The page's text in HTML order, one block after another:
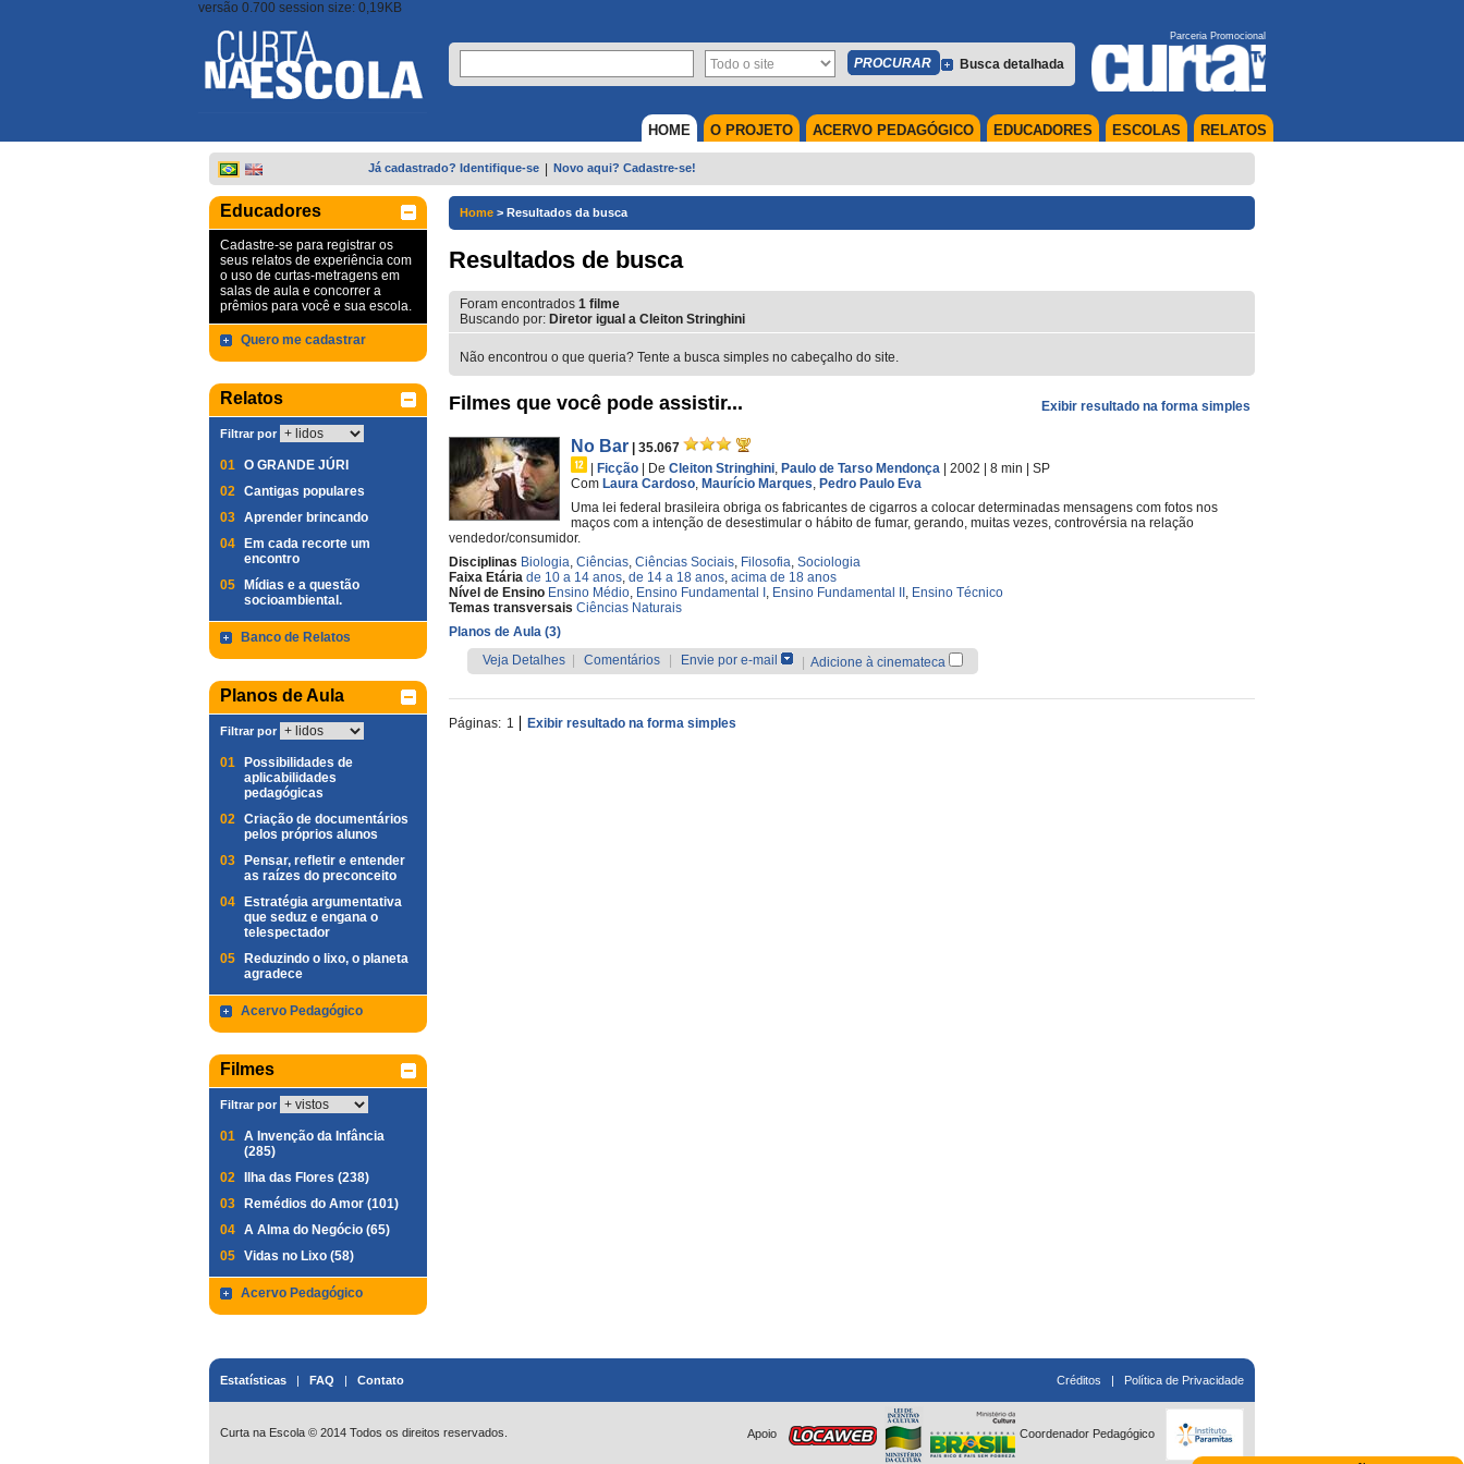
versão 0.700 session size: 0,19KB
Busca detalhada
Parceria Promocional
RELATOS
ESCOLAS
EDUCADORES
ACERVO PEDAGÓGICO
O PROJETO
HOME
Já cadastrado? Identifique-se Novo aqui? Cadastre-se!
Educadores
Cadastre-se para registrar os
seus relatos de experiência com
o uso de curtas-metragens em
salas de aula e concorrer a
prêmios para você e sua escola.
Quero me cadastrar
Relatos
Filtrar por
01 O GRANDE JÚRI
02 Cantigas populares
03 Aprender brincando
04
Em cada recorte um
encontro
05
Mídias e a questão
socioambiental.
Banco de Relatos
Planos de Aula
Filtrar por
01
Possibilidades de
aplicabilidades
pedagógicas
02 Criação de documentários
pelos próprios alunos
03
Pensar, refletir e entender
as raízes do preconceito
04
Estratégia argumentativa
que seduz e engana o
telespectador
05
Reduzindo o lixo, o planeta
agradece
Acervo Pedagógico
Filmes
Filtrar por
01 A Invenção da Infância
(285)
02
Ilha das Flores (238)
03
Remédios do Amor (101)
04 A Alma do Negócio (65)
05 Vidas no Lixo (58)
Acervo Pedagógico
Home > Resultados da busca
Resultados de busca
Foram encontrados 1 filme
Buscando por: Diretor igual a Cleiton Stringhini
Não encontrou o que queria? Tente a busca simples no cabeçalho do site.
Exibir resultado na forma simples
Filmes que você pode assistir...
No Bar
| 35.067
Ficção De Cleiton Stringhini, Paulo de Tarso Mendonça | 2002 | 8 min
SP
Com Laura Cardoso, Maurício Marques, Pedro Paulo Eva
Uma lei federal brasileira obriga os fabricantes de cigarros a colocar determinadas mensagens com fotos nos
maços com a intenção de desestimular o hábito de fumar, gerando, muitas vezes, controvérsia na relação
vendedor/consumidor.
Disciplinas Biologia, Ciências, Ciências Sociais, Filosofia, Sociologia
Faixa Etária de 10 a 14 anos, de 14 a 18 anos, acima de 18 anos
Nível de Ensino Ensino Médio, Ensino Fundamental I , Ensino Fundamental II , Ensino Técnico
Temas transversais Ciências Naturais
Planos de Aula (3)
Veja Detalhes
Comentários Envie por e-mail Adicione à cinemateca
Páginas: 1 Exibir resultado na forma simples
Estatísticas | FAQ | Contato Créditos | Política de Privacidade
Curta na Escola © 2014 Todos os direitos reservados. Apoio Coordenador Pedagógico